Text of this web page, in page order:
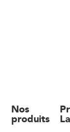
Nos
produits